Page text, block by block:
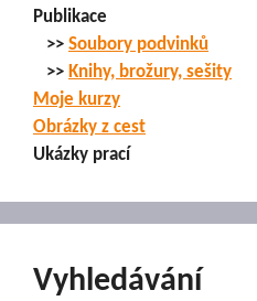
Publikace
>> Soubory podvinků
>> Knihy, brožury, sešity
Moje kurzy
Obrázky z cest
Ukázky prací
Vyhledávání